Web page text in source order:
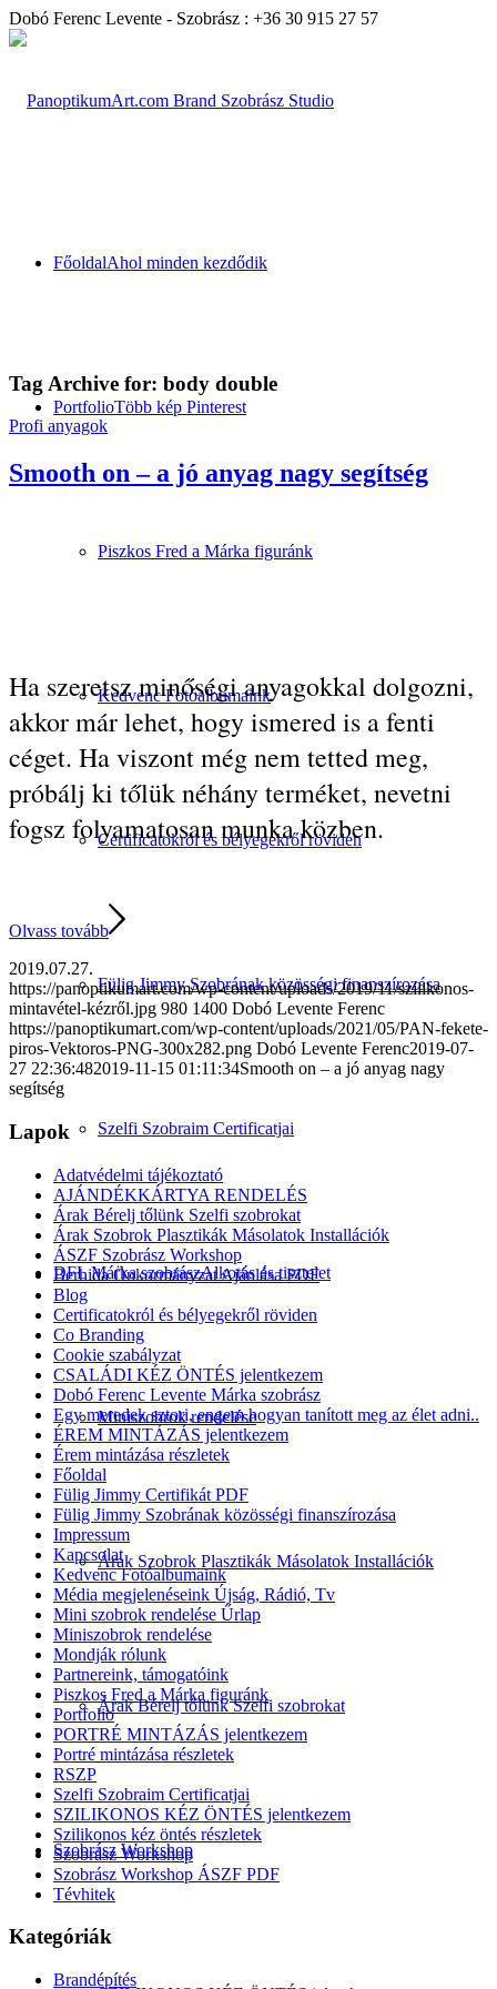
Dobó Ferenc Levente - Szobrász : +36 30 915 27 57
FőoldalAhol minden kezdődik
PortfolioTöbb kép Pinterest
Piszkos Fred a Márka figuránk
Kedvenc Fotóalbumaink
Certificatokról és bélyegekről röviden
Fülig Jimmy Szobrának közösségi finanszírozása
Szelfi Szobraim Certificatjai
DFL Márka szobrászAlkotás és tisztelet
Miniszobrok rendelése
Árak Szobrok Plasztikák Másolatok Installációk
Árak Bérelj tőlünk Szelfi szobrokat
Szobrász Workshop
Tag Archive for: body double
Profi anyagok
Smooth on – a jó anyag nagy segítség
Ha szeretsz minőségi anyagokkal dolgozni,
akkor már lehet, hogy ismered is a fenti
céget. Ha viszont még nem tetted meg,
próbálj ki tőlük néhány terméket, nevetni
fogsz folyamatosan munka közben.
Olvass tovább
2019.07.27.
https://panoptikumart.com/wp-content/uploads/2019/11/szilikonos-
mintavétel-kézről.jpg 980 1400 Dobó Levente Ferenc
https://panoptikumart.com/wp-content/uploads/2021/05/PAN-fekete-
piros-Vektoros-PNG-300x282.png Dobó Levente Ferenc2019-07-
27 22:36:482019-11-15 01:11:34Smooth on – a jó anyag nagy
segítség
Lapok
Adatvédelmi tájékoztató
AJÁNDÉKKÁRTYA RENDELÉS
Árak Bérelj tőlünk Szelfi szobrokat
Árak Szobrok Plasztikák Másolatok Installációk
ÁSZF Szobrász Workshop
Berhida Önkormányzat Ajánlása PDF
Blog
Certificatokról és bélyegekről röviden
Co Branding
Cookie szabályzat
CSALÁDI KÉZ ÖNTÉS jelentkezem
Dobó Ferenc Levente Márka szobrász
Egy meredek sztori, engem hogyan tanított meg az élet adni..
ÉREM MINTÁZÁS jelentkezem
Érem mintázása részletek
Főoldal
Fülig Jimmy Certifikát PDF
Fülig Jimmy Szobrának közösségi finanszírozása
Impressum
Kapcsolat
Kedvenc Fotóalbumaink
Média megjelenéseink Újság, Rádió, Tv
Mini szobrok rendelése Űrlap
Miniszobrok rendelése
Mondják rólunk
Partnereink, támogatóink
Piszkos Fred a Márka figuránk
Portfolio
PORTRÉ MINTÁZÁS jelentkezem
Portré mintázása részletek
RSZP
Szelfi Szobraim Certificatjai
SZILIKONOS KÉZ ÖNTÉS jelentkezem
Szilikonos kéz öntés részletek
Szobrász Workshop
Szobrász Workshop ÁSZF PDF
Tévhitek
Kategóriák
Brandépítés